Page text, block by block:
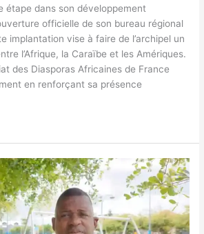
étape dans son développement
officielle de son bureau régional
implantation vise à faire de l’archipel un
l’Afrique, la Caraïbe et les Amériques.
des Diasporas Africaines de France
en renforçant sa présence